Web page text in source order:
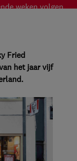
weken volgen
Fried
het jaar vijf